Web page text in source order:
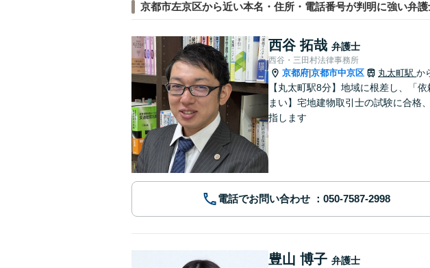
京都市左京区から近い本名・住所・電話番号が判明に強い弁護
西谷 拓哉 弁護士
西谷・三田村法律事務所
京都府 京都市中京区 丸太町駅 か
【丸太町駅8分】地域に根差し、「
まい】宅地建物取引士の試験に合格
指します
電話でお問い合わせ
豊山 博子 弁護士